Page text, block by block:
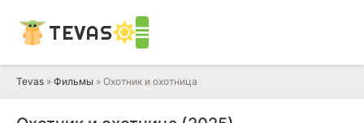
TEVAS
Tevas » Фильмы » Охотник и охотница